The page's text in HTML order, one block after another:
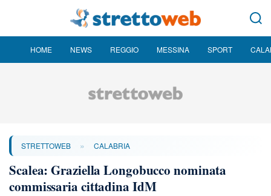
HOME NEWS REGGIO MESSINA SPORT
STRETTOWEB » CALABRIA
Scalea: Graziella Longobucco nominata
commissaria cittadina IdM